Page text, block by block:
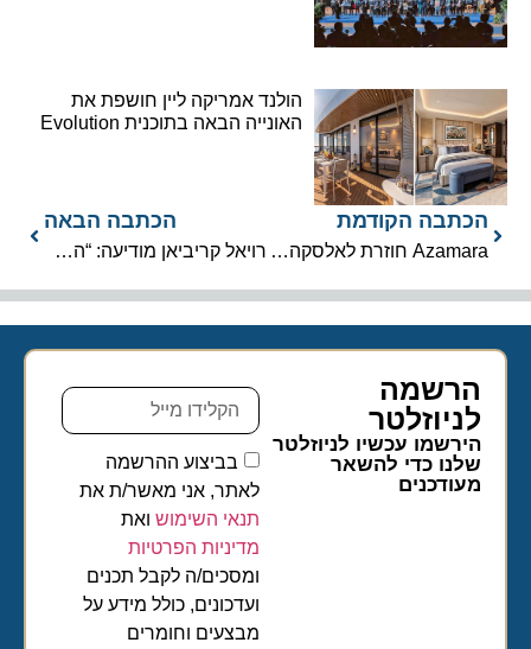
הולנד אמריקה ליין חושפת את
האונייה הבאה בתוכנית Evolution
הכתבה הקודמת
Azamara חוזרת לאלסקה ב-2026 עם שהות ממושכת בנמלים
הכתבה הבאה
רויאל קריביאן מודיעה: “החלה בנייתה של השלישית מסדרת ICON”
הרשמה
לניוזלטר​
הירשמו עכשיו לניוזלטר
שלנו כדי להשאר
מעודכנים
בביצוע ההרשמה
לאתר, אני מאשר/ת את
תנאי השימושואת
מדיניות הפרטיות
ומסכים/ה לקבל תכנים
ועדכונים, כולל מידע על
מבצעים וחומרים